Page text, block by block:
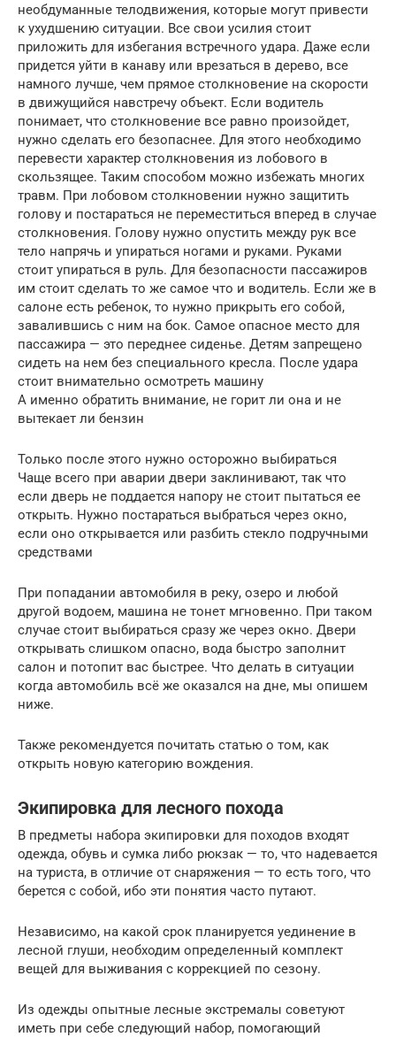
необдуманные телодвижения, которые могут привести
к ухудшению ситуации. Все свои усилия стоит
приложить для избегания встречного удара. Даже если
придется уйти в канаву или врезаться в дерево, все
намного лучше, чем прямое столкновение на скорости
в движущийся навстречу объект. Если водитель
понимает, что столкновение все равно произойдет,
нужно сделать его безопаснее. Для этого необходимо
перевести характер столкновения из лобового в
скользящее. Таким способом можно избежать многих
травм. При лобовом столкновении нужно защитить
голову и постараться не переместиться вперед в случае
столкновения. Голову нужно опустить между рук все
тело напрячь и упираться ногами и руками. Руками
стоит упираться в руль. Для безопасности пассажиров
им стоит сделать то же самое что и водитель. Если же в
салоне есть ребенок, то нужно прикрыть его собой,
завалившись с ним на бок. Самое опасное место для
пассажира — это переднее сиденье. Детям запрещено
сидеть на нем без специального кресла. После удара
стоит внимательно осмотреть машину
А именно обратить внимание, не горит ли она и не
вытекает ли бензин
Только после этого нужно осторожно выбираться
Чаще всего при аварии двери заклинивают, так что
если дверь не поддается напору не стоит пытаться ее
открыть. Нужно постараться выбраться через окно,
если оно открывается или разбить стекло подручными
средствами
При попадании автомобиля в реку, озеро и любой
другой водоем, машина не тонет мгновенно. При таком
случае стоит выбираться сразу же через окно. Двери
открывать слишком опасно, вода быстро заполнит
салон и потопит вас быстрее. Что делать в ситуации
когда автомобиль всё же оказался на дне, мы опишем
ниже.
Также рекомендуется почитать статью о том, как
открыть новую категорию вождения.
Экипировка для лесного похода
В предметы набора экипировки для походов входят
одежда, обувь и сумка либо рюкзак — то, что надевается
на туриста, в отличие от снаряжения — то есть того, что
берется с собой, ибо эти понятия часто путают.
Независимо, на какой срок планируется уединение в
лесной глуши, необходим определенный комплект
вещей для выживания с коррекцией по сезону.
Из одежды опытные лесные экстремалы советуют
иметь при себе следующий набор, помогающий